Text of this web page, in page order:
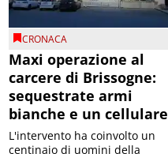
CRONACA
Maxi operazione al
carcere di Brissogne:
sequestrate armi
bianche e un cellulare
L'intervento ha coinvolto un
centinaio di uomini della